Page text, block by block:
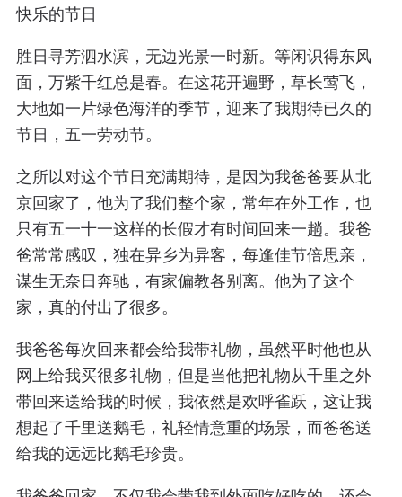
快乐的节日
胜日寻芳泗水滨，无边光景一时新。等闲识得东风
面，万紫千红总是春。在这花开遍野，草长莺飞，
大地如一片绿色海洋的季节，迎来了我期待已久的
节日，五一劳动节。
之所以对这个节日充满期待，是因为我爸爸要从北
京回家了，他为了我们整个家，常年在外工作，也
只有五一十一这样的长假才有时间回来一趟。我爸
爸常常感叹，独在异乡为异客，每逢佳节倍思亲，
谋生无奈日奔驰，有家偏教各别离。他为了这个
家，真的付出了很多。
我爸爸每次回来都会给我带礼物，虽然平时他也从
网上给我买很多礼物，但是当他把礼物从千里之外
带回来送给我的时候，我依然是欢呼雀跃，这让我
想起了千里送鹅毛，礼轻情意重的场景，而爸爸送
给我的远远比鹅毛珍贵。